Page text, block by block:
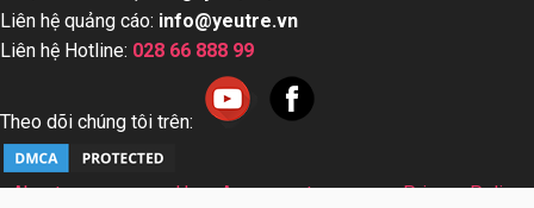
Liên hệ quảng cáo: info@yeutre.vn
Liên hệ Hotline: 028 66 888 99
Theo dõi chúng tôi trên:
About us User Agreement
Privacy Policy